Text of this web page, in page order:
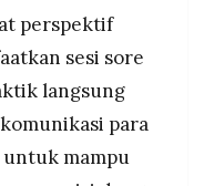
perspektif
sesi sore
langsung
para
untuk mampu